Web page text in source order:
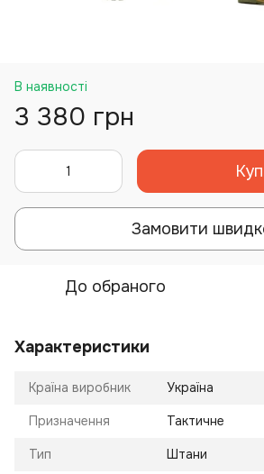
В наявності
3 380 грн
Замовити
До обраного
Характеристики
Країна виробник Україна
Призначення Тактичне
Тип Штани